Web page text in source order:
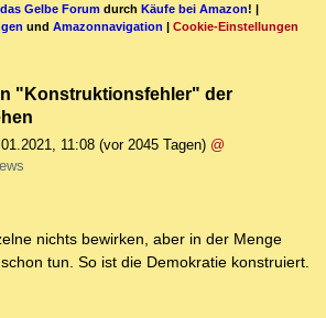
Gelbe Forum durch Käufe bei Amazon! |
und Amazonnavigation | Cookie-Einstellungen
"Konstruktionsfehler" der
11:08 (vor 2045 Tagen) @
nichts bewirken, aber in der Menge
tun. So ist die Demokratie konstruiert.